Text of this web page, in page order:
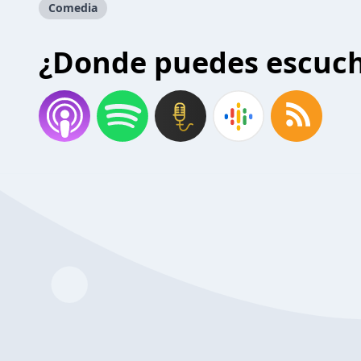
Comedia
¿Donde puedes